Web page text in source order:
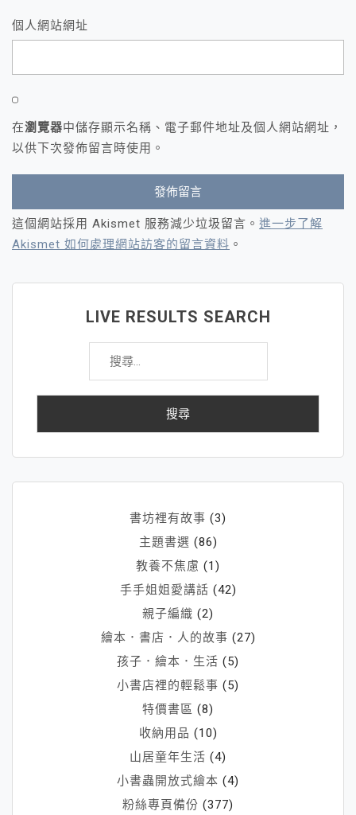
個人網站網址
在瀏覽器中儲存顯示名稱、電子郵件地址及個人網站網址，
以供下次發佈留言時使用。
這個網站採用 Akismet 服務減少垃圾留言。 進一步了解
Akismet 如何處理網站訪客的留言資料 。
LIVE RESULTS SEARCH
搜
關
書坊裡有故事 (3)
主題書選 (86)
教養不焦慮 (1)
手手姐姐愛講話 (42)
親子編織 (2)
繪本．書店．人的故事 (27)
孩子．繪本．生活 (5)
小書店裡的輕鬆事 (5)
特價書區 (8)
收納用品 (10)
山居童年生活 (4)
小書蟲開放式繪本 (4)
粉絲專頁備份 (377)